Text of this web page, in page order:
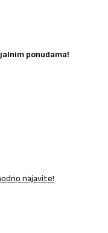
ponudama!
najavite!